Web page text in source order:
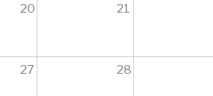
20 21
27 28